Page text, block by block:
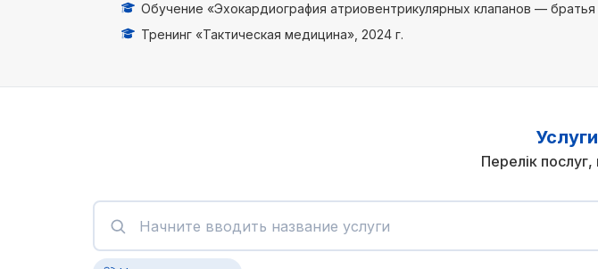
Обучение «Эхокардиография атриовентрикулярных клапанов — братья
Тренинг «Тактическая медицина», 2024 г.
Перелік